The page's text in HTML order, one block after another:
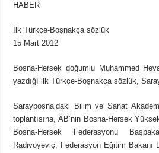
HABER
İlk Türkçe-Boşnakça sözlük
15 Mart 2012
Bosna-Hersek doğumlu Muhammed
yazdığı ilk Türkçe-Boşnakça sözlük,
Saraybosna’daki Bilim ve Sanat
toplantısına, AB’nin Bosna-Hersek
Bosna-Hersek Federasyonu
Radivoyeviç, Federasyon Eğitim Bakanı